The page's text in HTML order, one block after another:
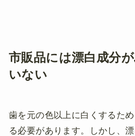
市販品には漂白成分
いない
歯を元の色以上に白くするた
る必要があります。しかし、